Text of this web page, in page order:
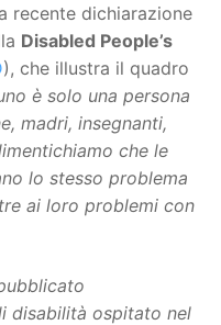
recente dichiarazione
Disabled People’s
), che illustra il quadro
è solo una persona
madri, insegnanti,
che le
lo stesso problema
ai loro problemi con
disabilità ospitato nel